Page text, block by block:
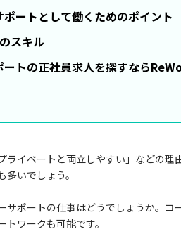
ートとして働くためのポイント
スキル
トの正社員求人を探すなら
ライベートと両立しやすい」などの
いでしょう。
サポートの仕事はどうでしょうか。
ワークも可能です。